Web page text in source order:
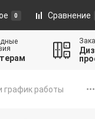
0 Сравнение
график работы